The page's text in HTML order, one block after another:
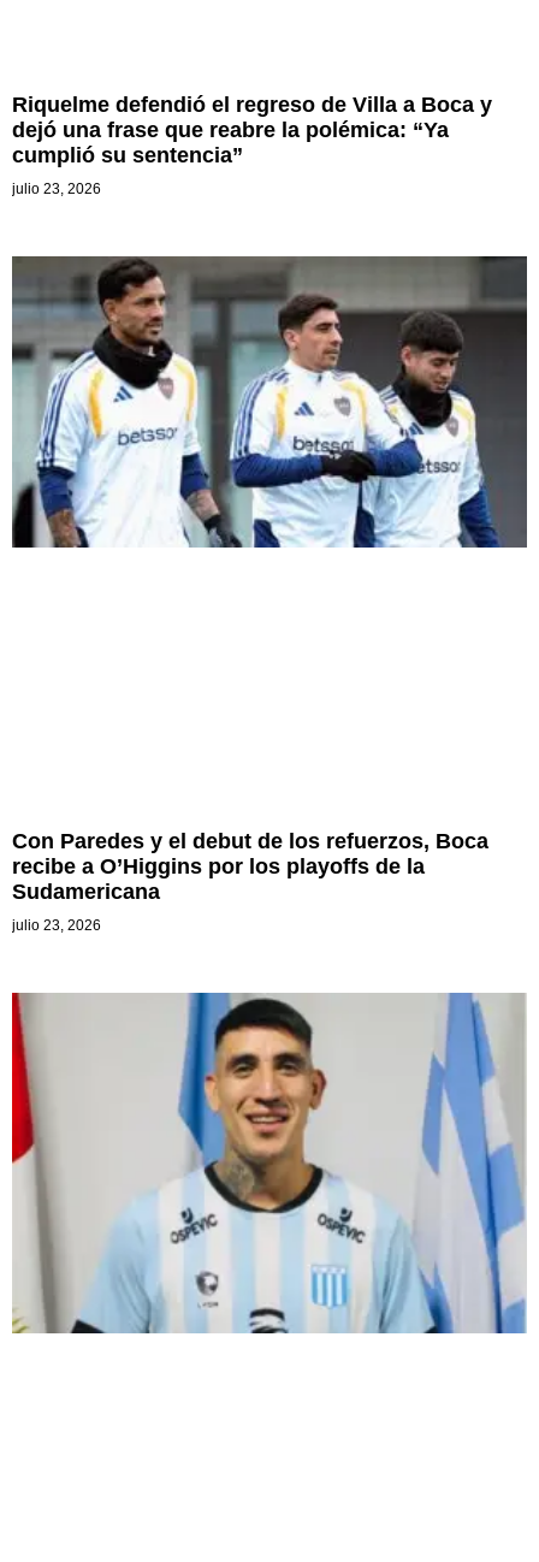
Riquelme defendió el regreso de Villa a Boca y
dejó una frase que reabre la polémica: “Ya
cumplió su sentencia”
julio 23, 2026
Con Paredes y el debut de los refuerzos, Boca
recibe a O’Higgins por los playoffs de la
Sudamericana
julio 23, 2026